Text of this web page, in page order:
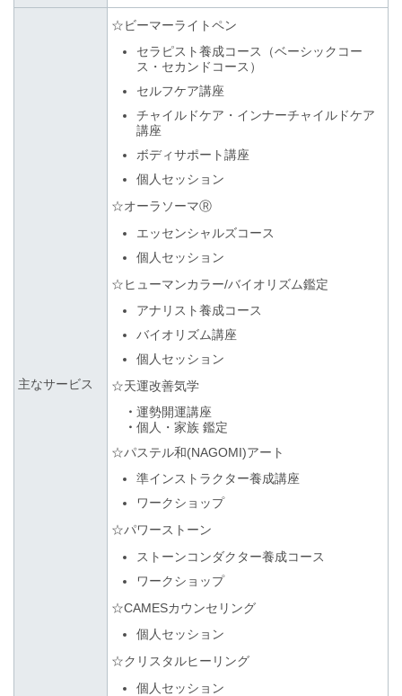
主なサービス
☆ビーマーライトペン
セラピスト養成コース（ベーシックコー
ス・セカンドコース）
セルフケア講座
チャイルドケア・インナーチャイルドケア
講座
ボディサポート講座
個人セッション
☆オーラソーマⓇ
エッセンシャルズコース
個人セッション
☆ヒューマンカラー/バイオリズム鑑定
アナリスト養成コース
バイオリズム講座
個人セッション
☆天運改善気学
・運勢開運講座
・個人・家族 鑑定
☆パステル和(NAGOMI)アート
準インストラクター養成講座
ワークショップ
☆パワーストーン
ストーンコンダクター養成コース
ワークショップ
☆CAMESカウンセリング
個人セッション
☆クリスタルヒーリング
個人セッション